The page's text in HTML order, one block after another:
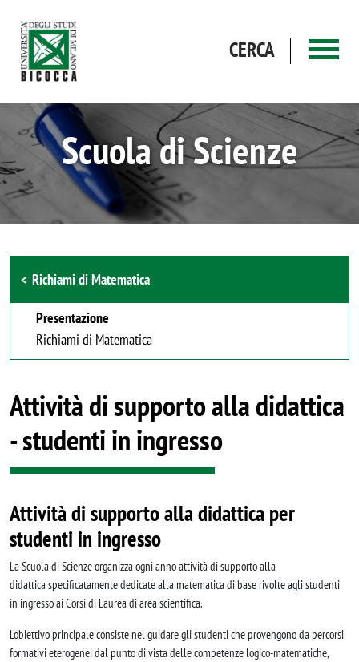
CERCA
Scuola di Scienze
Browse the section
Richiami di Matematica
Presentazione
Richiami di Matematica
Attività di supporto alla didattica
- studenti in ingresso
Attività di supporto alla didattica per
studenti in ingresso
La Scuola di Scienze organizza ogni anno attività di supporto alla
didattica specificatamente dedicate alla matematica di base rivolte agli studenti
in ingresso ai Corsi di Laurea di area scientifica.
L’obiettivo principale consiste nel guidare gli studenti che provengono da percorsi
formativi eterogenei dal punto di vista delle competenze logico-matematiche,